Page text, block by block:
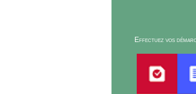
Effectuez vos